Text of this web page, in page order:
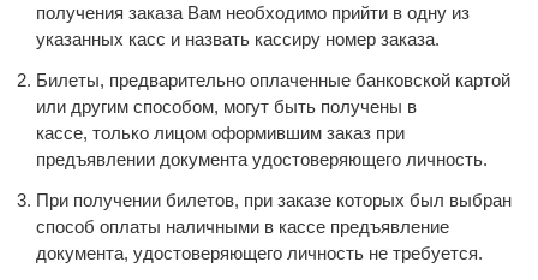
получения заказа Вам необходимо прийти в одну из
указанных касс и назвать кассиру номер заказа.
Билеты, предварительно оплаченные банковской картой
или другим способом, могут быть получены в
кассе, только лицом оформившим заказ при
предъявлении документа удостоверяющего личность.
При получении билетов, при заказе которых был выбран
способ оплаты наличными в кассе предъявление
документа, удостоверяющего личность не требуется.